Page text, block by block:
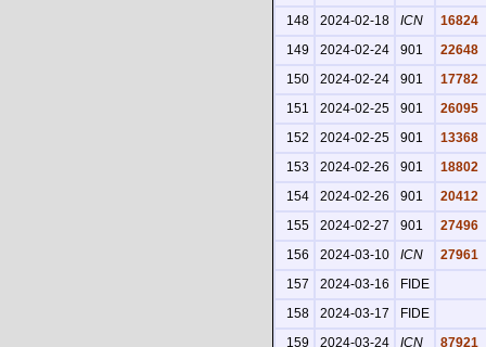
148
2024-02-18 ICN
16824
149
2024-02-24 901
22648
150
2024-02-24 901
17782
151
2024-02-25 901
26095
152
2024-02-25 901
13368
153
2024-02-26 901
18802
154
2024-02-26 901
20412
155
2024-02-27 901
27496
156
2024-03-10 ICN
27961
157
2024-03-16
FIDE
158
2024-03-17
FIDE
159
2024-03-24 ICN 87921